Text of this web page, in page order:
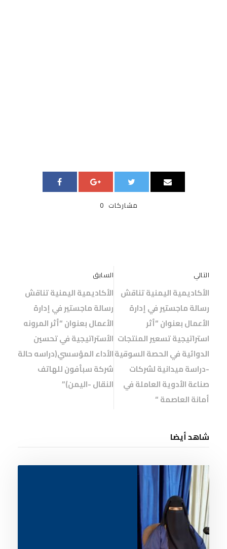
0 مشاركات
السابق
الأكاديمية اليمنية تناقش
رسالة ماجستير في إدارة
الأعمال بعنوان “أثر المرونه
الأستراتيجية في تحسين
الأداء المؤسسي(دراسه حالة
شركة سبأفون للهاتف
النقال -اليمن)”
التالي
الأكاديمية اليمنية تناقش
رسالة ماجستير في إدارة
الأعمال بعنوان “أثر
استراتيجية تسعير المنتجات
الدوائية في الحصة السوقية
-دراسة ميدانية لشركات
صناعة الأدوية العاملة في
أمانة العاصمة “
شاهد أيضا